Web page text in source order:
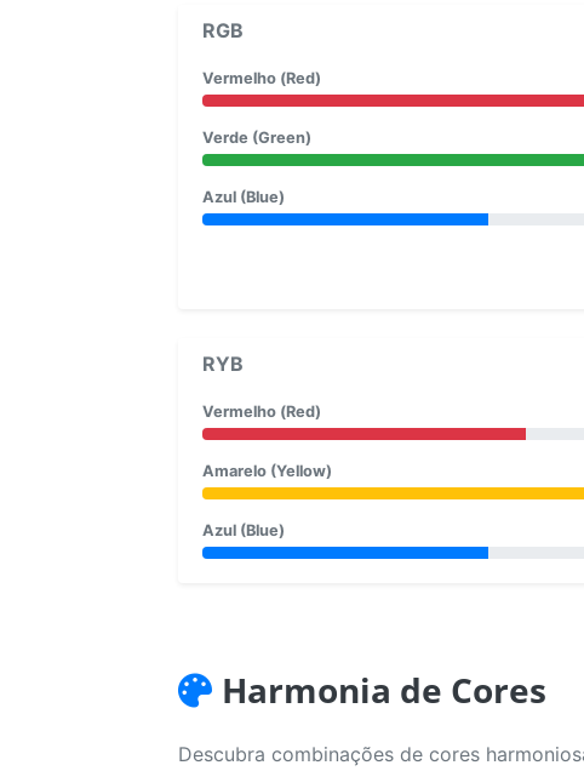
RGB
Vermelho (Red)
Verde (Green)
Azul (Blue)
RYB
Vermelho (Red)
Amarelo (Yellow)
Azul (Blue)
Harmonia de Cores
Descubra combinações de cores